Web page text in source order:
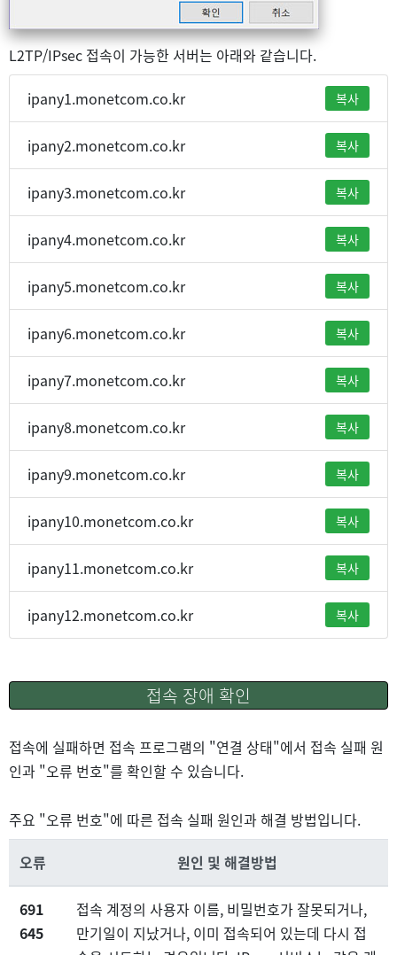
L2TP/IPsec 접속이 가능한 서버는 아래와 같습니다.
ipany1.monetcom.co.kr 복사
ipany2.monetcom.co.kr 복사
ipany3.monetcom.co.kr 복사
ipany4.monetcom.co.kr 복사
ipany5.monetcom.co.kr 복사
ipany6.monetcom.co.kr 복사
ipany7.monetcom.co.kr 복사
ipany8.monetcom.co.kr 복사
ipany9.monetcom.co.kr 복사
ipany10.monetcom.co.kr 복사
ipany11.monetcom.co.kr 복사
ipany12.monetcom.co.kr 복사
접속 장애 확인
접속에 실패하면 접속 프로그램의 "연결 상태"에서 접속 실패 원
인과 "오류 번호"를 확인할 수 있습니다.
주요 "오류 번호"에 따른 접속 실패 원인과 해결 방법입니다.
오류
원인 및 해결방법
691
645
접속 계정의 사용자 이름, 비밀번호가 잘못되거나,
만기일이 지났거나, 이미 접속되어 있는데 다시 접